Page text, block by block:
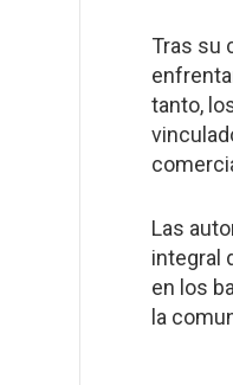
Tras su
tanto,
Las
integral
en los
la